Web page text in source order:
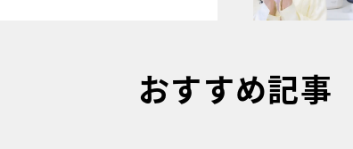
おすすめ記事